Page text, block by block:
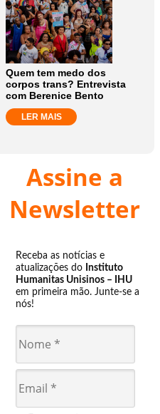
Quem tem medo dos
corpos trans? Entrevista
com Berenice Bento
LER MAIS
Assine a
Newsletter
Receba as notícias e
atualizações do Instituto
Humanitas Unisinos – IHU
em primeira mão. Junte-se a
nós!